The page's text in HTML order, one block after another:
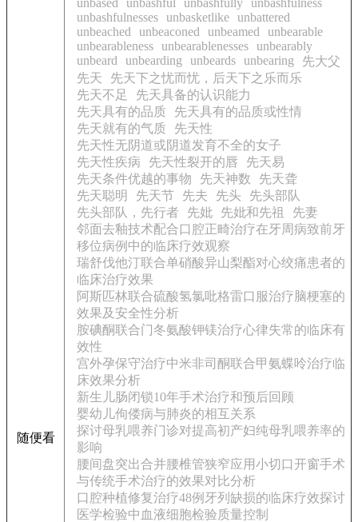
随便看
unbased
unbashful unbashfully unbashfulness
unbashfulnesses unbasketlike unbattered
unbeached
unbeaconed unbeamed
unbearable
unbearableness unbearablenesses unbearably
unbeard
unbearding unbeards unbearing
先大父
先天
先天下之忧而忧，后天下之乐而乐
先天不足
先天具备的认识能力
先天具有的品质
先天具有的品质或性情
先天就有的气质
先天性
先天性无阴道或阴道发育不全的女子
先天性疾病
先天性裂开的唇
先天易
先天条件优越的事物
先天神数
先天聋
先天聪明
先天节 先夫 先头
先头部队
先头部队，先行者
先妣 先妣和先祖
先妻
邻面去釉技术配合口腔正畸治疗在牙周病致前牙
移位病例中的临床疗效观察
瑞舒伐他汀联合单硝酸异山梨酯对心绞痛患者的
临床治疗效果
阿斯匹林联合硫酸氢氯吡格雷口服治疗脑梗塞的
效果及安全性分析
胺碘酮联合门冬氨酸钾镁治疗心律失常的临床有
效性
宫外孕保守治疗中米非司酮联合甲氨蝶呤治疗临
床效果分析
新生儿肠闭锁10年手术治疗和预后回顾
婴幼儿佝偻病与肺炎的相互关系
探讨母乳喂养门诊对提高初产妇纯母乳喂养率的
影响
腰间盘突出合并腰椎管狭窄应用小切口开窗手术
与传统手术治疗的效果对比分析
口腔种植修复治疗48例牙列缺损的临床疗效探讨
医学检验中血液细胞检验质量控制